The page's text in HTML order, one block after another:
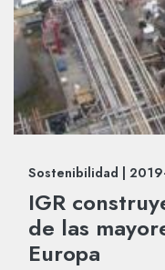
Sostenibilidad |
IGR
de las
Europa